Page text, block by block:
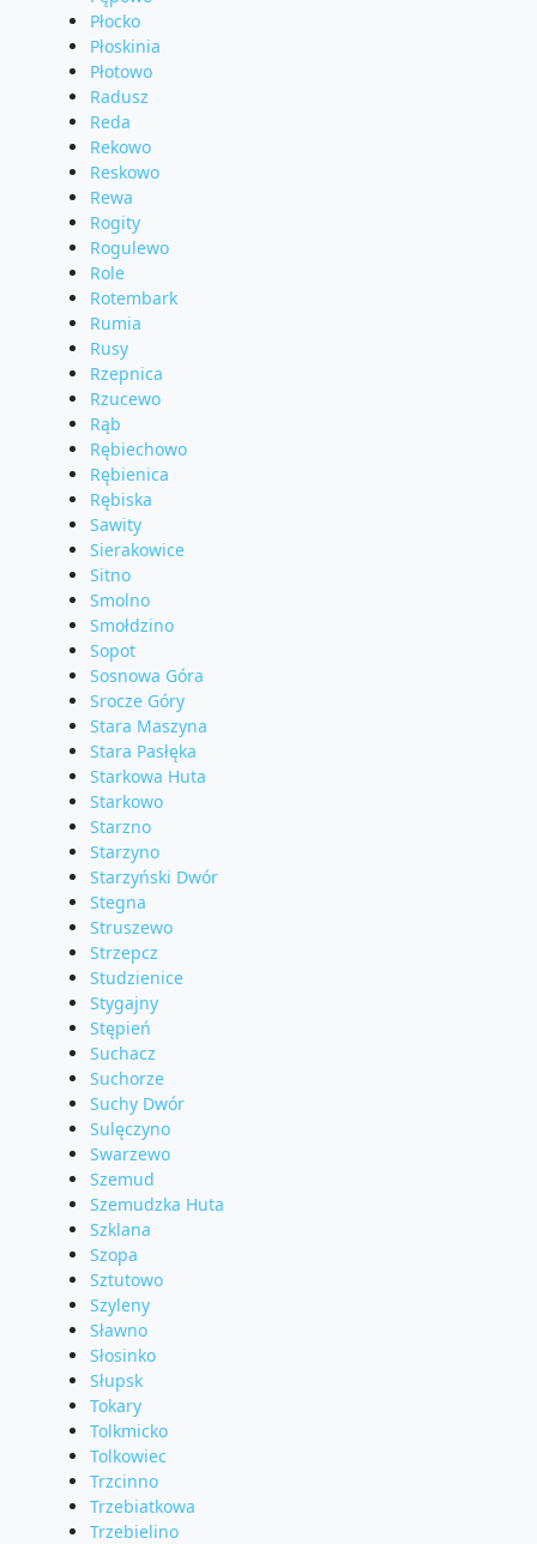
Płocko
Płoskinia
Płotowo
Radusz
Reda
Rekowo
Reskowo
Rewa
Rogity
Rogulewo
Role
Rotembark
Rumia
Rusy
Rzepnica
Rzucewo
Rąb
Rębiechowo
Rębienica
Rębiska
Sawity
Sierakowice
Sitno
Smolno
Smołdzino
Sopot
Sosnowa Góra
Srocze Góry
Stara Maszyna
Stara Pasłęka
Starkowa Huta
Starkowo
Starzno
Starzyno
Starzyński Dwór
Stegna
Struszewo
Strzepcz
Studzienice
Stygajny
Stępień
Suchacz
Suchorze
Suchy Dwór
Sulęczyno
Swarzewo
Szemud
Szemudzka Huta
Szklana
Szopa
Sztutowo
Szyleny
Sławno
Słosinko
Słupsk
Tokary
Tolkmicko
Tolkowiec
Trzcinno
Trzebiatkowa
Trzebielino